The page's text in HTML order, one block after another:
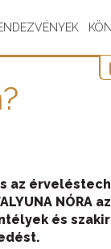
az
NÓRA
és